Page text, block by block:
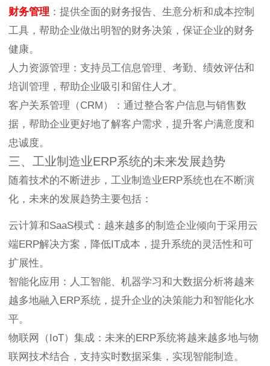
财务管理 ：提供全面的财务报告、生意分析和成本控制
工具，帮助企业做出明智的财务决策，保证企业的财务
健康。
人力资源管理：支持员工信息管理、考勤、绩效评估和
培训管理，帮助企业吸引和留住人才。
客户关系管理（CRM）：通过整合客户信息与销售数
据，帮助企业更好地了解客户需求，提升客户满意度和
忠诚度。
三、工业制造业ERP系统的未来发展趋势
随着技术的不断进步，工业制造业ERP系统也在不断演
化，未来的发展趋势主要包括：
云计算和SaaS模式：越来越多的制造企业倾向于采用云
端ERP解决方案，降低IT成本，提升系统的灵活性和可
扩展性。
智能化应用：人工智能、机器学习和大数据分析将越来
越多地融入ERP系统，提升企业的决策能力和智能化水
平。
物联网（IoT）集成：未来的ERP系统将越来越多地与物
联网技术结合，支持实时数据采集，实现智能制造。